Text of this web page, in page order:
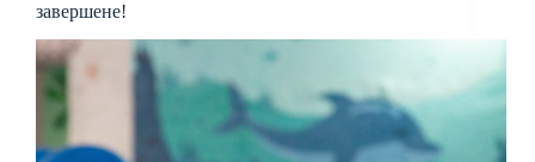
завершене!